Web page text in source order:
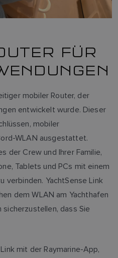
FÜR
mobiler Router, der
entwickelt wurde. Dieser
mobiler
WLAN ausgestattet.
der Crew und Ihrer Familie,
Tablets und PCs mit einem
verbinden. YachtSense Link
dem WLAN am Yachthafen
dass Sie
mit der Raymarine-App,